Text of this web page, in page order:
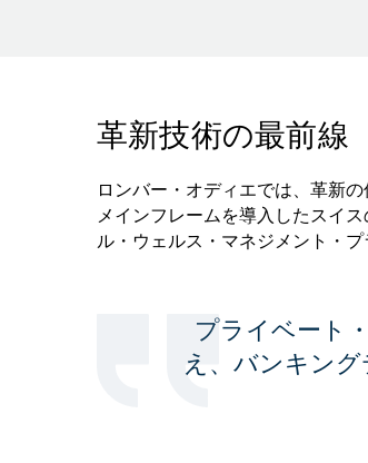
革新技術の最前線
ロンバー・オディエでは、革新
メインフレームを導入したスイ
ル・ウェルス・マネジメント・
プライベート
え、バンキン